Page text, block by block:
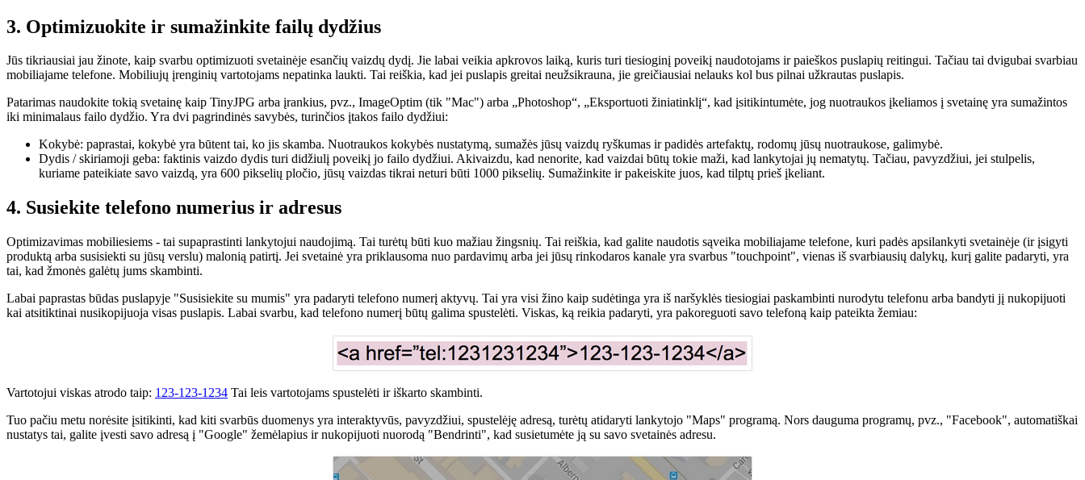
3. Optimizuokite ir sumažinkite failų dydžius
Jūs tikriausiai jau žinote, kaip svarbu optimizuoti svetainėje esančių vaizdų dydį. Jie labai veikia apkrovos laiką, kuris turi tiesioginį poveikį naudotojams ir paieškos puslapių reitingui. Tačiau tai dvigubai svarbiau
mobiliajame telefone. Mobiliujų įrenginių vartotojams nepatinka laukti. Tai reiškia, kad jei puslapis greitai neužsikrauna, jie greičiausiai nelauks kol bus pilnai užkrautas puslapis.
Patarimas naudokite tokią svetainę kaip TinyJPG arba įrankius, pvz., ImageOptim (tik "Mac") arba „Photoshop“, „Eksportuoti žiniatinklį“, kad įsitikintumėte, jog nuotraukos įkeliamos į svetainę yra sumažintos
iki minimalaus failo dydžio. Yra dvi pagrindinės savybės, turinčios įtakos failo dydžiui:
Kokybė: paprastai, kokybė yra būtent tai, ko jis skamba. Nuotraukos kokybės nustatymą, sumažės jūsų vaizdų ryškumas ir padidės artefaktų, rodomų jūsų nuotraukose, galimybė.
Dydis / skiriamoji geba: faktinis vaizdo dydis turi didžiulį poveikį jo failo dydžiui. Akivaizdu, kad nenorite, kad vaizdai būtų tokie maži, kad lankytojai jų nematytų. Tačiau, pavyzdžiui, jei stulpelis,
kuriame pateikiate savo vaizdą, yra 600 pikselių pločio, jūsų vaizdas tikrai neturi būti 1000 pikselių. Sumažinkite ir pakeiskite juos, kad tilptų prieš įkeliant.
4. Susiekite telefono numerius ir adresus
Optimizavimas mobiliesiems - tai supaprastinti lankytojui naudojimą. Tai turėtų būti kuo mažiau žingsnių. Tai reiškia, kad galite naudotis sąveika mobiliajame telefone, kuri padės apsilankyti svetainėje (ir įsigyti
produktą arba susisiekti su jūsų verslu) malonią patirtį. Jei svetainė yra priklausoma nuo pardavimų arba jei jūsų rinkodaros kanale yra svarbus "touchpoint", vienas iš svarbiausių dalykų, kurį galite padaryti, yra
tai, kad žmonės galėtų jums skambinti.
Labai paprastas būdas puslapyje "Susisiekite su mumis" yra padaryti telefono numerį aktyvų. Tai yra visi žino kaip sudėtinga yra iš naršyklės tiesiogiai paskambinti nurodytu telefonu arba bandyti jį nukopijuoti
kai atsitiktinai nusikopijuoja visas puslapis. Labai svarbu, kad telefono numerį būtų galima spustelėti. Viskas, ką reikia padaryti, yra pakoreguoti savo telefoną kaip pateikta žemiau:
Vartotojui viskas atrodo taip: 123-123-1234 Tai leis vartotojams spustelėti ir iškarto skambinti.
Tuo pačiu metu norėsite įsitikinti, kad kiti svarbūs duomenys yra interaktyvūs, pavyzdžiui, spustelėję adresą, turėtų atidaryti lankytojo "Maps" programą. Nors dauguma programų, pvz., "Facebook", automatiškai
nustatys tai, galite įvesti savo adresą į "Google" žemėlapius ir nukopijuoti nuorodą "Bendrinti", kad susietumėte ją su savo svetainės adresu.